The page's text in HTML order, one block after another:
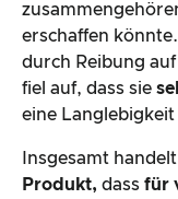
erschaffen
durch Reibung
fiel auf, dass sie
eine
Insgesamt
Produkt, dass für